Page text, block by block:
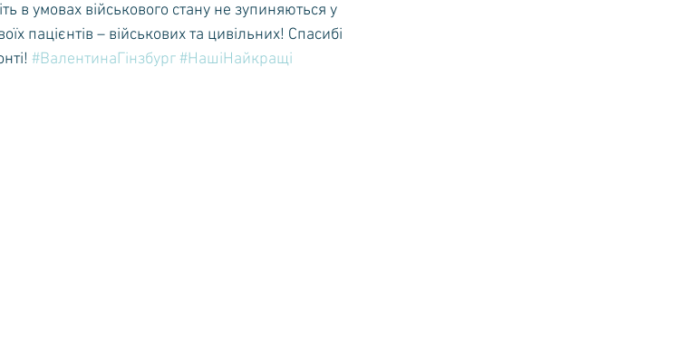
в умовах військового стану не зупиняються у
пацієнтів – військових та цивільних! Спасибі
#ВалентинаГінзбург#НашіНайкращі